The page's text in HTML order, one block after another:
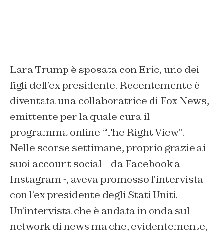
Lara Trump è sposata con Eric, uno dei
figli dell’ex presidente. Recentemente è
diventata una collaboratrice di Fox News,
emittente per la quale cura il
programma online “The Right View”.
Nelle scorse settimane, proprio grazie ai
suoi account social – da Facebook a
Instagram -, aveva promosso l’intervista
con l’ex presidente degli Stati Uniti.
Un’intervista che è andata in onda sul
network di news ma che, evidentemente,